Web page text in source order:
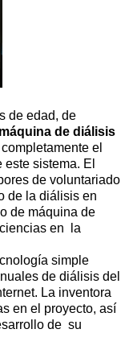
de edad, de
de diálisis
el
sistema. El
de voluntariado
de la diálisis en
de máquina de
en la
simple
de diálisis del
La inventora
en el proyecto, así
de su